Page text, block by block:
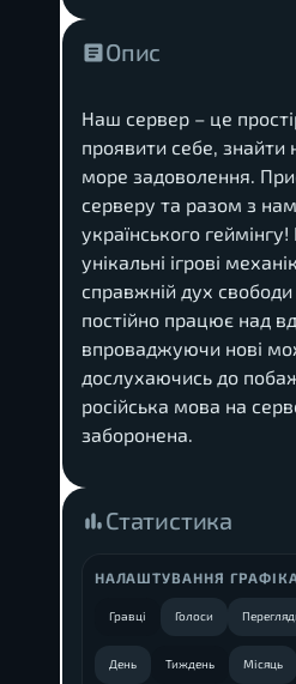
Опис
Наш сервер – це
проявити себе, знайти
море задоволення.
серверу та разом з
українського
унікальні ігрові
справжній дух
постійно працює над
впроваджуючи нові
дослухаючись до
російська мова на
заборонена.
Статистика
НАЛАШТУВАННЯ
Гравці Голоси
День Тиждень Місяць